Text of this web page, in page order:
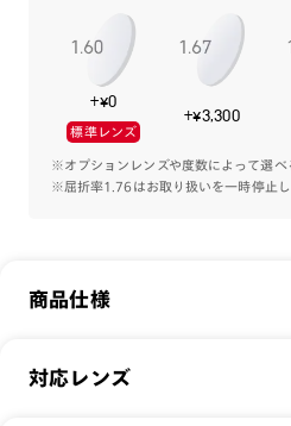
地面積を増やし滑りにくい特性を
ベーシックカラーを取り揃えた、
も、ライフスタイルを楽しめるメ
※こちらの商品のカラー・柄によ
かけ方のイメージはこちら⇒
+¥0
標準レンズ
+¥3,300
※オプションレンズや度数によって選べ
※屈折率1.76はお取り扱いを一時停止し
商品仕様
商品名：
対応レンズ